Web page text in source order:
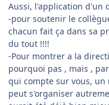
Aussi, l'application d'un
-pour soutenir le
chacun fait ça dans sa
du tout !!!!
-Pour montrer a la
pourquoi pas , mais ,
qui compte sur vous, un
peut s'organiser